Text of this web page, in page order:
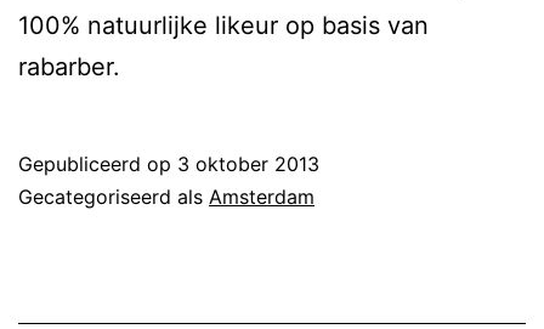
100% natuurlijke likeur op basis van
rabarber.
Gepubliceerd op 3 oktober 2013
Gecategoriseerd als Amsterdam